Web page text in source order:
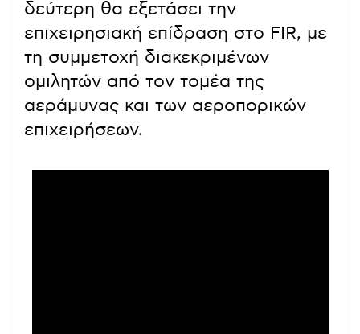
δεύτερη θα εξετάσει την
επιχειρησιακή επίδραση στο FIR, με
τη συμμετοχή διακεκριμένων
ομιλητών από τον τομέα της
αεράμυνας και των αεροπορικών
επιχειρήσεων.